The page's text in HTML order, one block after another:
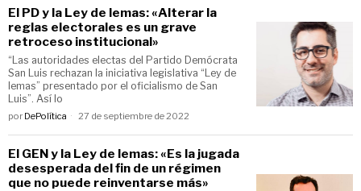
El PD y la Ley de lemas: «Alterar la
reglas electorales es un grave
retroceso institucional»
“Las autoridades electas del Partido Demócrata
San Luis rechazan la iniciativa legislativa “Ley de
lemas” presentado por el oficialismo de San
Luis”. Así lo
por DePolítica 27 de septiembre de 2022
El GEN y la Ley de lemas: «Es la jugada
desesperada del fin de un régimen
que no puede reinventarse más»